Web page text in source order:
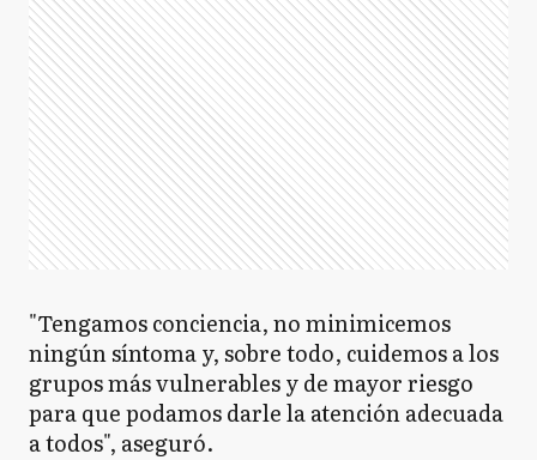
"Tengamos conciencia, no minimicemos
ningún síntoma y, sobre todo, cuidemos a los
grupos más vulnerables y de mayor riesgo
para que podamos darle la atención adecuada
a todos", aseguró.